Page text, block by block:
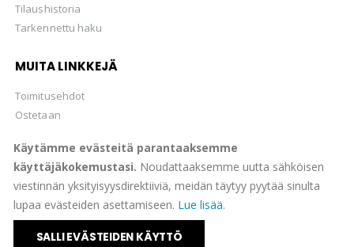
Käytämme evästeitä parantaaksemme
käyttäjäkokemustasi. Noudattaaksemme uutta sähköisen
viestinnän yksityisyysdirektiiviä, meidän täytyy pyytää sinulta
lupaa evästeiden asettamiseen. Lue lisää.
SALLI EVÄSTEIDEN KÄYTTÖ
Tilaushistoria
Tarkennettu haku
MUITA LINKKEJÄ
Toimitusehdot
Ostetaan
© Suomen Filateliapalvelu Oy 2022. All Rights Reserved.